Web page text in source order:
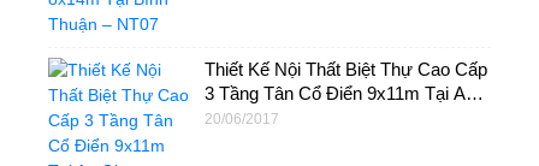
Thiết Kế Nội Thất Biệt Thự Cao Cấp
3 Tầng Tân Cổ Điển 9x11m Tại An
Giang – NTB01
20/06/2017